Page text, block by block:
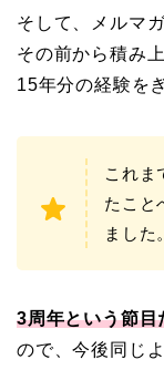
そして、メルマ
その前から積み
15年分の経験を
これま
たこと
ました。
3周年という節目
ので、今後同じ